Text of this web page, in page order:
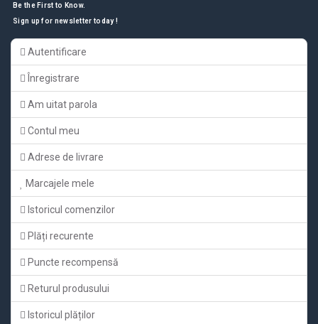
Be the First to Know.
Sign up for newsletter today !
Autentificare
Înregistrare
Am uitat parola
Contul meu
Adrese de livrare
Marcajele mele
Istoricul comenzilor
Plăți recurente
Puncte recompensă
Returul produsului
Istoricul plăților